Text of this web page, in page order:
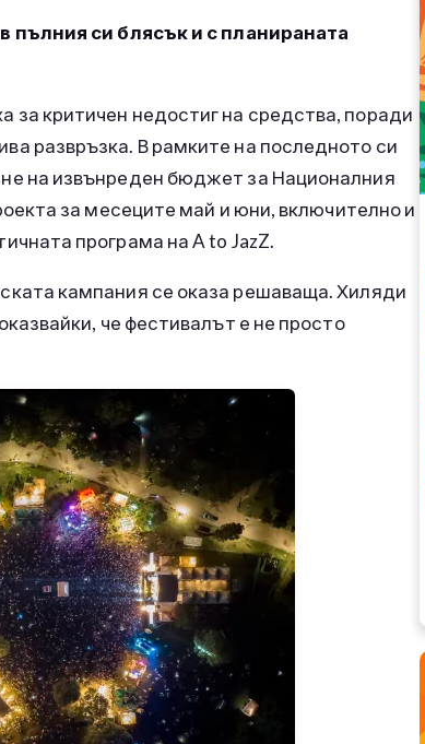
пълния си блясък и с планираната
критичен недостиг на средства, поради
развръзка. В рамките на последното си
на извънреден бюджет за Националния
за месеците май и юни, включително и
програма на A to JazZ.
кампания се оказа решаваща. Хиляди
че фестивалът е не просто